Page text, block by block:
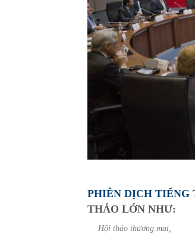
PHIÊN DỊCH TIẾNG
THẢO LỚN NHƯ:
Hội thảo thương mại,